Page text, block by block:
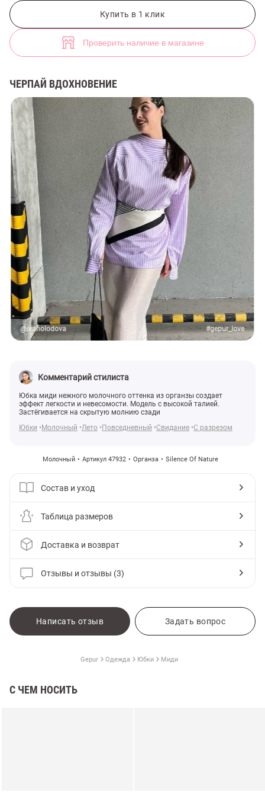
Купить в 1 клик
Проверить наличие в магазине
ЧЕРПАЙ ВДОХНОВЕНИЕ
@ivaholodova #gepur_love
Комментарий стилиста
Юбка миди нежного молочного оттенка из органзы создает
эффект легкости и невесомости. Модель с высокой талией.
Застёгивается на скрытую молнию сзади
Юбки
Молочный Лето Повседневный Свидание С разрезом
Молочный Артикул 47932 Органза Silence Of Nature
Состав и уход
Таблица размеров
Доставка и возврат
Отзывы и отзывы (3)
Написать отзыв Задать вопрос
Gepur Одежда Юбки Миди
С ЧЕМ НОСИТЬ
Молочная юбка миди из органзы (арт. 47932) ♡ интернет-магазин